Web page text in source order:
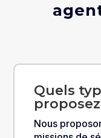
Quels
Nous